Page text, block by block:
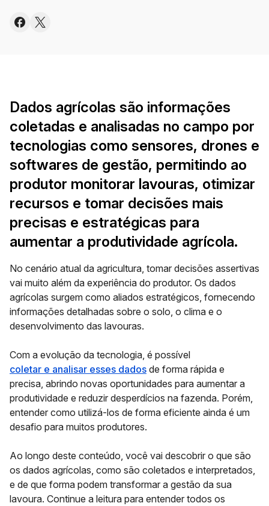
Dados agrícolas são informações
coletadas e analisadas no campo por
tecnologias como sensores, drones e
softwares de gestão, permitindo ao
produtor monitorar lavouras, otimizar
recursos e tomar decisões mais
precisas e estratégicas para
aumentar a produtividade agrícola.
No cenário atual da agricultura, tomar decisões assertivas
vai muito além da experiência do produtor. Os dados
agrícolas surgem como aliados estratégicos, fornecendo
informações detalhadas sobre o solo, o clima e o
desenvolvimento das lavouras.
Com a evolução da tecnologia, é possível
coletar e analisar esses dados de forma rápida e
precisa, abrindo novas oportunidades para aumentar a
produtividade e reduzir desperdícios na fazenda. Porém,
entender como utilizá-los de forma eficiente ainda é um
desafio para muitos produtores.
Ao longo deste conteúdo, você vai descobrir o que são
os dados agrícolas, como são coletados e interpretados,
e de que forma podem transformar a gestão da sua
lavoura. Continue a leitura para entender todos os